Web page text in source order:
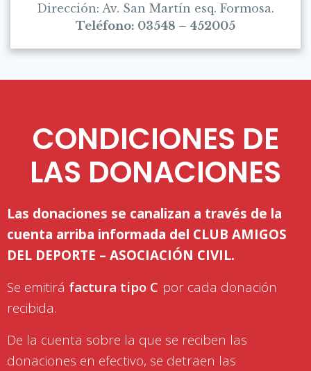
Dirección: Av. San Martín esq. Formosa.
Teléfono: 03548 – 452005
CONDICIONES DE
LAS DONACIONES
Las donaciones se canalizan a través de la
cuenta arriba informada del CLUB AMIGOS
DEL DEPORTE – ASOCIACIÓN CIVIL.
Se emitirá factura tipo C por cada donación
recibida.
De la cuenta sobre la que se reciben las
donaciones en efectivo, se detraen las